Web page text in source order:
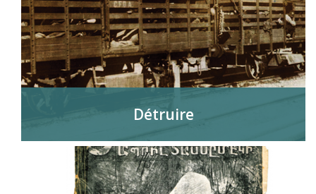
Détruire